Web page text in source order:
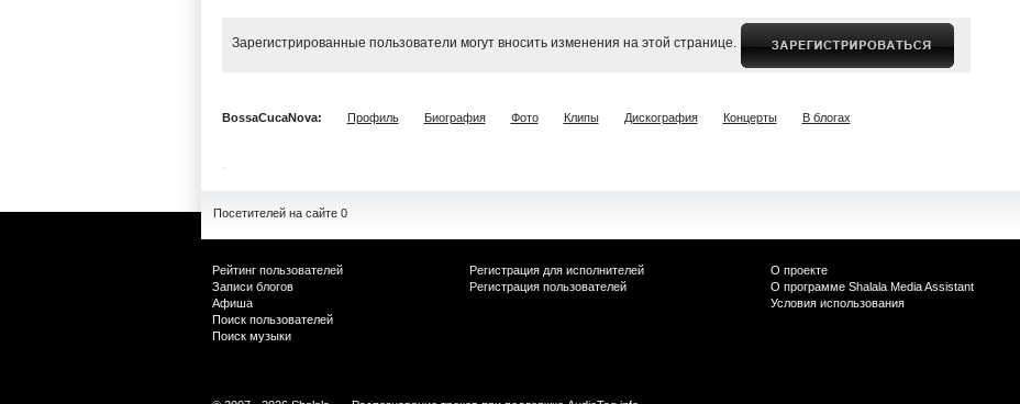
Зарегистрированные пользователи могут вносить изменения на этой странице.
BossaCucaNova: Профиль Биография Фото Клипы Дискография Концерты В блогах
Посетителей на сайте 0
Рейтинг пользователей
Записи блогов
Афиша
Поиск пользователей
Поиск музыки
Регистрация для исполнителей
Регистрация пользователей
О проекте
О программе Shalala Media Assistant
Условия использования